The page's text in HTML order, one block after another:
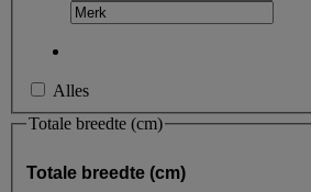
Alles
Totale breedte (cm)
Totale breedte (cm)